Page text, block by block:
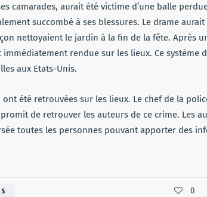
camarades, aurait été victime d’une balle
succombé à ses blessures. Le drame aurait
nettoyaient le jardin à la fin de la fête. Après
immédiatement rendue sur les lieux. Ce système
aux Etats-Unis.
été retrouvées sur les lieux. Le chef de la
de retrouver les auteurs de ce crime. Les
toutes les personnes pouvant apporter des
0